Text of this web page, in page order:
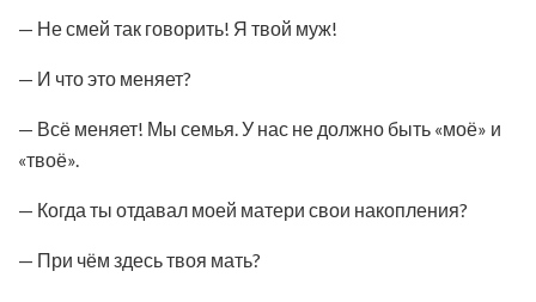
— Не смей так говорить! Я твой муж!
— И что это меняет?
— Всё меняет! Мы семья. У нас не должно быть «моё» и
«твоё».
— Когда ты отдавал моей матери свои накопления?
— При чём здесь твоя мать?